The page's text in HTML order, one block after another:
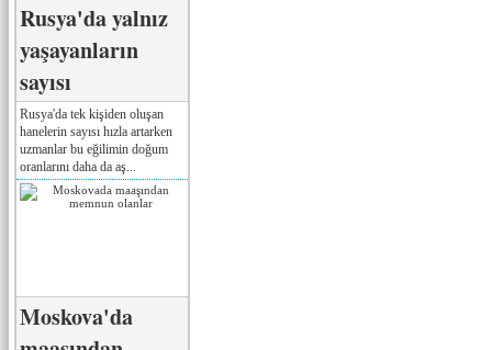
Rusya'da yalnız
yaşayanların
sayısı
Rusya'da tek kişiden oluşan
hanelerin sayısı hızla artarken
uzmanlar bu eğilimin doğum
oranlarını daha da aş...
Moskova'da